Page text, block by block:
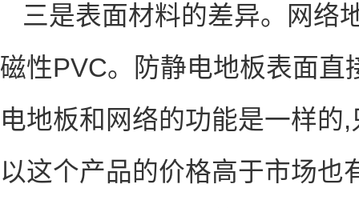
三是表面材料的差异。网络
磁性PVC。防静电地板表面
电地板和网络的功能是一样
以这个产品的价格高于市场也